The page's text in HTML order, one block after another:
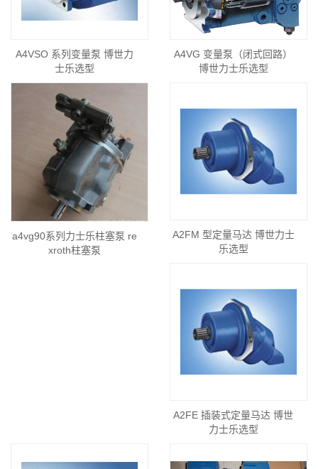
A4VSO 系列变量泵 博世力
士乐选型
A4VG 变量泵（闭式回路）
博世力士乐选型
a4vg90系列力士乐柱塞泵 re
xroth柱塞泵
A2FM 型定量马达 博世力士
乐选型
A2FE 插装式定量马达 博世
力士乐选型